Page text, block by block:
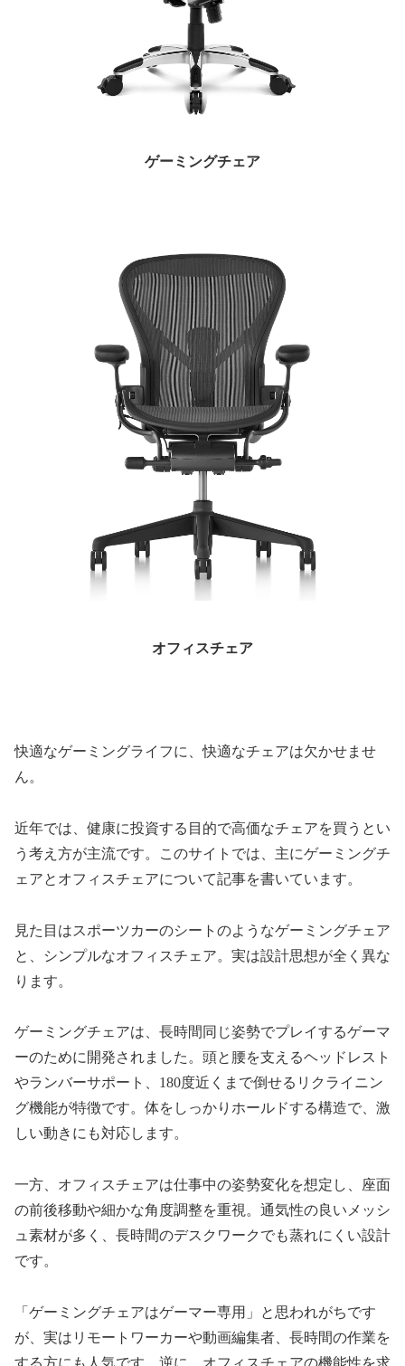
ゲーミングチェア
オフィスチェア
快適なゲーミングライフに、快適なチェアは欠かせませ
ん。
近年では、健康に投資する目的で高価なチェアを買うとい
う考え方が主流です。このサイトでは、主にゲーミングチ
ェアとオフィスチェアについて記事を書いています。
見た目はスポーツカーのシートのようなゲーミングチェア
と、シンプルなオフィスチェア。実は設計思想が全く異な
ります。
ゲーミングチェアは、長時間同じ姿勢でプレイするゲーマ
ーのために開発されました。頭と腰を支えるヘッドレスト
やランバーサポート、180度近くまで倒せるリクライニン
グ機能が特徴です。体をしっかりホールドする構造で、激
しい動きにも対応します。
一方、オフィスチェアは仕事中の姿勢変化を想定し、座面
の前後移動や細かな角度調整を重視。通気性の良いメッシ
ュ素材が多く、長時間のデスクワークでも蒸れにくい設計
です。
「ゲーミングチェアはゲーマー専用」と思われがちです
が、実はリモートワーカーや動画編集者、長時間の作業を
する方にも人気です。逆に、オフィスチェアの機能性を求